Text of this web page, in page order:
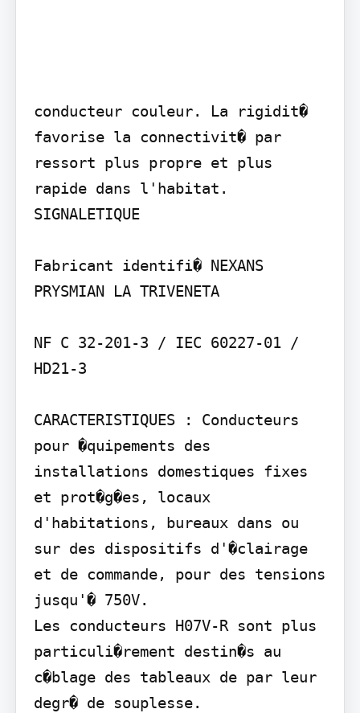
conducteur couleur. La rigidit�
favorise la connectivit� par
ressort plus propre et plus
rapide dans l'habitat.
SIGNALETIQUE
Fabricant identifi� NEXANS
PRYSMIAN LA TRIVENETA
NF C 32-201-3 / IEC 60227-01 /
HD21-3
CARACTERISTIQUES : Conducteurs
pour �quipements des
installations domestiques fixes
et prot�g�es, locaux
d'habitations, bureaux dans ou
sur des dispositifs d'�clairage
et de commande, pour des tensions
jusqu'� 750V.
Les conducteurs H07V-R sont plus
particuli�rement destin�s au
c�blage des tableaux de par leur
degr� de souplesse.